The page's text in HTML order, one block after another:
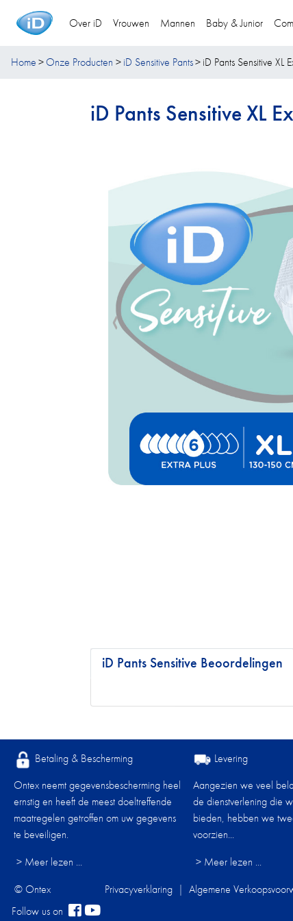
Over iD Vrouwen Mannen Baby & Junior
Home Onze Producten iD Sensitive Pants iD Pants Sensitive XL
iD Pants Sensitive XL
iD Pants Sensitive Beoordelingen
Betaling & Bescherming
Ontex neemt gegevensbescherming heel
ernstig en heeft de meest doeltreffende
maatregelen getroffen om uw gegevens
te beveiligen.
> Meer lezen ...
Levering
Aangezien we veel
de dienstverlening die
bieden, hebben we
voorzien...
> Meer lezen ...
© Ontex
Privacyverklaring | Algemene
Follow us on